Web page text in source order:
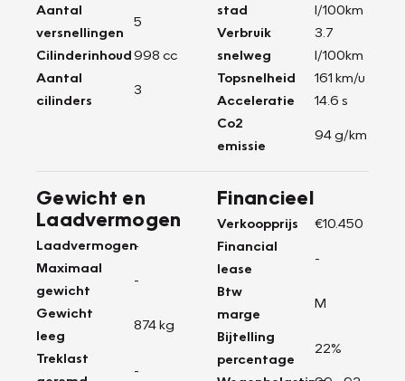
Aantal
versnellingen
5
Cilinderinhoud998 cc
Aantal
cilinders
3
stad
l/100km
Verbruik
snelweg
3.7
l/100km
Topsnelheid
161 km/u
Acceleratie
14.6 s
Co2
emissie
94 g/km
Gewicht en
Laadvermogen
Laadvermogen-
Maximaal
gewicht
-
Gewicht
leeg
874 kg
Treklast
-
Financieel
Verkoopprijs
€10.450
Financial
lease
-
Btw
marge
M
Bijtelling
percentage
22%